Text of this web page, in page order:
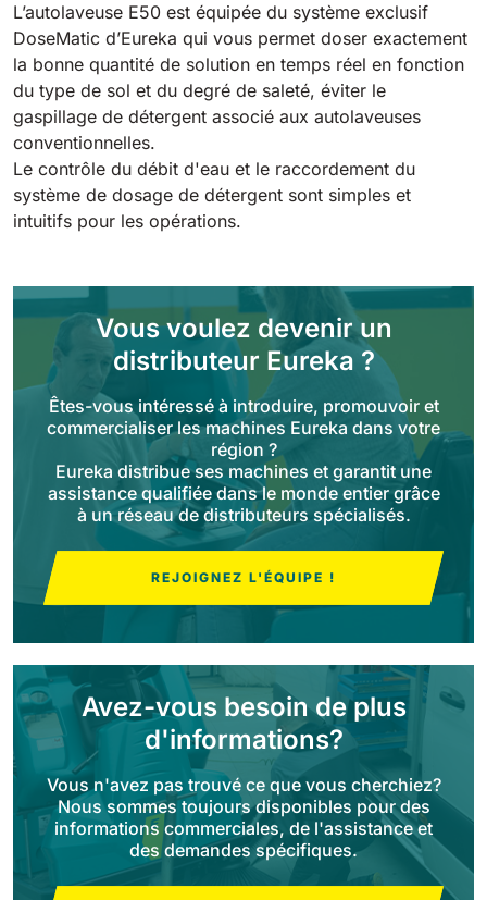
E55
550 mm 2200 m²/h
E51
530 mm 2280 m²/h
E61
E71
710 mm 3195 m²/h
810 mm 3645 m²/h
Autolaveuses autoportées
Voir tous
E65
650 mm 3900 m²/h
760 mm 4560 m²/h
E83
830 mm 4980 m²/h
Tigra
1055 mm 5800 m²/h
Rider 1201
1200 mm
Rider Lift
Xtrema
1400 mm 12600 m²/h
Magnum
1570 mm 18840 m²/h
Bull 200
2100 mm 29400 m²/h
L’autolaveuse E50 est équipée du système exclusif
DoseMatic d’Eureka qui vous permet doser exactement
la bonne quantité de solution en temps réel en fonction
du type de sol et du degré de saleté, éviter le
gaspillage de détergent associé aux autolaveuses
conventionnelles.
Le contrôle du débit d'eau et le raccordement du
système de dosage de détergent sont simples et
intuitifs pour les opérations.
Vous voulez devenir un
distributeur Eureka ?
Êtes-vous intéressé à introduire, promouvoir et
commercialiser les machines Eureka dans votre
région ?
Eureka distribue ses machines et garantit une
assistance qualifiée dans le monde entier grâce
à un réseau de distributeurs spécialisés.
REJOIGNEZ L'ÉQUIPE !
Avez-vous besoin de plus
d'informations?
Vous n'avez pas trouvé ce que vous cherchiez?
Nous sommes toujours disponibles pour des
informations commerciales, de l'assistance et
des demandes spécifiques.